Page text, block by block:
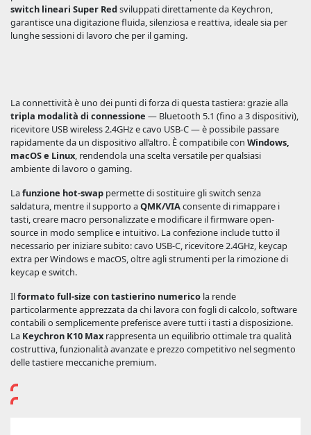
switch lineari Super Redsviluppati direttamente da Keychron,
garantisce una digitazione fluida, silenziosa e reattiva, ideale sia per
lunghe sessioni di lavoro che per il gaming.
La connettività è uno dei punti di forza di questa tastiera: grazie alla
tripla modalità di connessione — Bluetooth 5.1 (fino a 3 dispositivi),
ricevitore USB wireless 2.4GHz e cavo USB-C — è possibile passare
rapidamente da un dispositivo all’altro. È compatibile con Windows,
macOS e Linux, rendendola una scelta versatile per qualsiasi
ambiente di lavoro o gaming.
Lafunzione hot-swap permette di sostituire gli switch senza
saldatura, mentre il supporto aQMK/VIAconsente di rimappare i
tasti, creare macro personalizzate e modificare il firmware open-
source in modo semplice e intuitivo. La confezione include tutto il
necessario per iniziare subito: cavo USB-C, ricevitore 2.4GHz, keycap
extra per Windows e macOS, oltre agli strumenti per la rimozione di
keycap e switch.
Ilformato full-size con tastierino numerico la rende
particolarmente apprezzata da chi lavora con fogli di calcolo, software
contabili o semplicemente preferisce avere tutti i tasti a disposizione.
La Keychron K10 Max rappresenta un equilibrio ottimale tra qualità
costruttiva, funzionalità avanzate e prezzo competitivo nel segmento
delle tastiere meccaniche premium.